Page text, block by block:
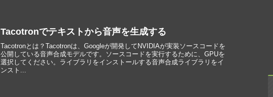
Tacotronでテキストから音声を生成する
Tacotronとは？Tacotronは、Googleが開発してNVIDIAが実装ソースコードを
公開している音声合成モデルです。ソースコードを実行するために、GPUを
選択してください。ライブラリをインストールする音声合成ライブラリをイ
ンスト...